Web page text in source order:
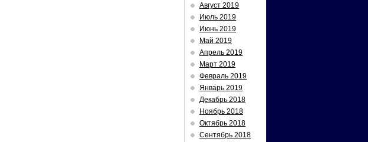
Август 2019
Июль 2019
Июнь 2019
Май 2019
Апрель 2019
Март 2019
Февраль 2019
Январь 2019
Декабрь 2018
Ноябрь 2018
Октябрь 2018
Сентябрь 2018